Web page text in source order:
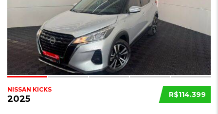
R$114.399
NISSAN KICKS
2025